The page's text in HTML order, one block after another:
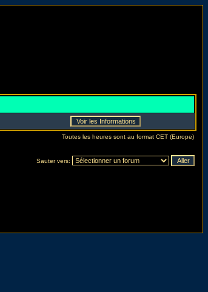
Toutes les heures sont au format CET (Europe)
Sauter vers: